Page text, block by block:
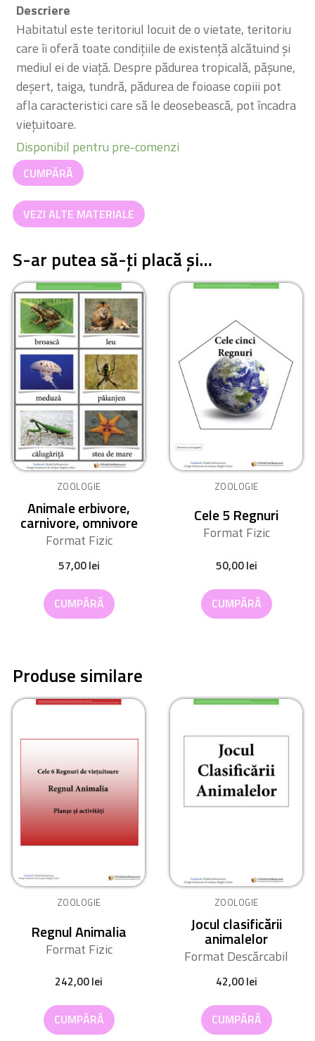
Descriere
Habitatul este teritoriul locuit de o vietate, teritoriu
care îi oferă toate condițiile de existență alcătuind și
mediul ei de viață. Despre pădurea tropicală, pășune,
deșert, taiga, tundră, pădurea de foioase copiii pot
afla caracteristici care să le deosebească, pot încadra
viețuitoare.
Disponibil pentru pre-comenzi
Cantitate
Habitate
CUMPĂRĂ
VEZI ALTE MATERIALE
S-ar putea să-ți placă și…
ZOOLOGIE
Animale erbivore,
carnivore, omnivore
Format Fizic
57,00lei
CUMPĂRĂ
ZOOLOGIE
Cele 5 Regnuri
Format Fizic
50,00lei
CUMPĂRĂ
Produse similare
ZOOLOGIE
Regnul Animalia
Format Fizic
242,00lei
CUMPĂRĂ
ZOOLOGIE
Jocul clasificării
animalelor
Format Descărcabil
42,00lei
CUMPĂRĂ